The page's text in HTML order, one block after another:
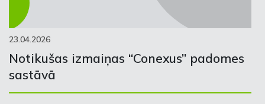
23.04.2026
Notikušas izmaiņas “Conexus” padomes
sastāvā